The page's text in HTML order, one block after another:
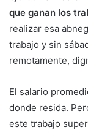
que ganan los
realizar esa
trabajo y sin
remotamente,
El salario
donde resida.
este trabajo